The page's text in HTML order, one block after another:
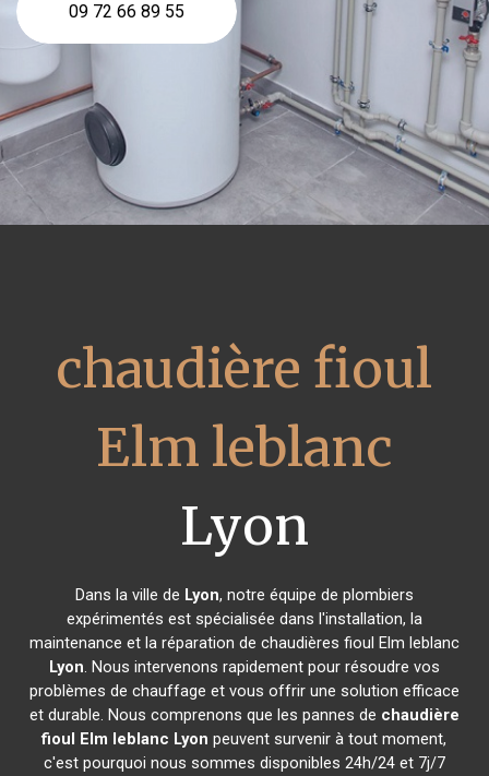
09 72 66 89 55
chaudière fioul
Elm leblanc
Lyon
Dans la ville de Lyon, notre équipe de plombiers
expérimentés est spécialisée dans l'installation, la
maintenance et la réparation de chaudières fioul Elm leblanc
Lyon. Nous intervenons rapidement pour résoudre vos
problèmes de chauffage et vous offrir une solution efficace
et durable. Nous comprenons que les pannes de chaudière
fioul Elm leblanc Lyon peuvent survenir à tout moment,
c'est pourquoi nous sommes disponibles 24h/24 et 7j/7